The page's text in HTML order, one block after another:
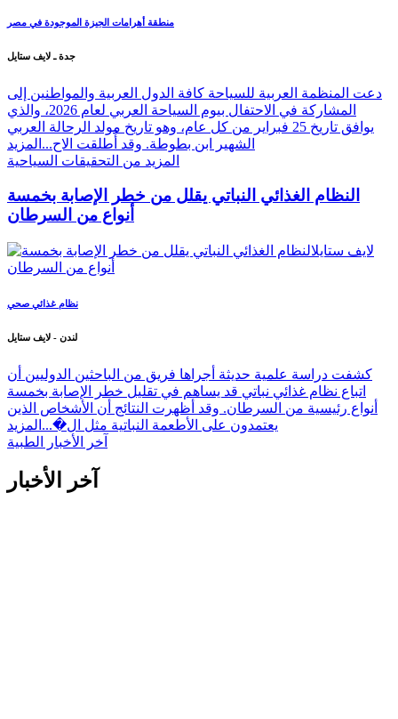
منطقة أهرامات الجيزة الموجودة في مصر
جدة ـ لايف ستايل
دعت المنظمة العربية للسياحة كافة الدول العربية والمواطنين إلى
المشاركة في الاحتفال بيوم السياحة العربي لعام 2026، والذي
يوافق تاريخ 25 فبراير من كل عام، وهو تاريخ مولد الرحالة العربي
الشهير ابن بطوطة. وقد أُطلقت الاح... المزيد
المزيد من التحقيقات السياحية
النظام الغذائي النباتي يقلل من خطر الإصابة بخمسة
أنواع من السرطان
نظام غذائي صحي
لندن - لايف ستايل
كشفت دراسة علمية حديثة أجراها فريق من الباحثين الدوليين أن
اتباع نظام غذائي نباتي قد يساهم في تقليل خطر الإصابة بخمسة
أنواع رئيسية من السرطان. وقد أظهرت النتائج أن الأشخاص الذين
يعتمدون على الأطعمة النباتية مثل ال�... المزيد
آخر الأخبار الطبية
آخر الأخبار